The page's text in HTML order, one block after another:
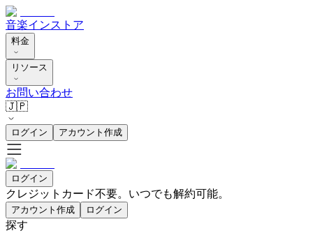
音楽インストア
料金
リソース
お問い合わせ
🇯🇵
ログイン アカウント作成
ログイン
クレジットカード不要。いつでも解約可能。
アカウント作成 ログイン
探す